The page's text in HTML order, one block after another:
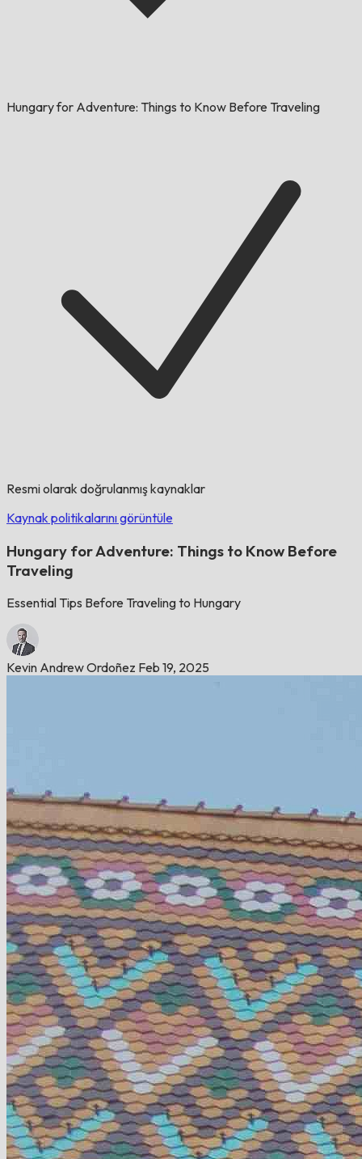
Hungary for Adventure: Things to Know Before Traveling
Resmi olarak doğrulanmış kaynaklar
Kaynak politikalarını görüntüle
Hungary for Adventure: Things to Know Before
Traveling
Essential Tips Before Traveling to Hungary
Kevin Andrew Ordoñez Feb 19, 2025